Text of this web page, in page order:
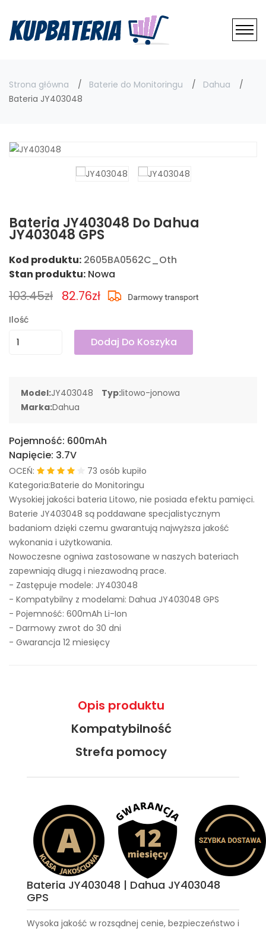
Strona główna Baterie do Monitoringu
Dahua
Bateria JY403048
Bateria JY403048 Do Dahua
JY403048 GPS
Kod produktu: 2605BA0562C_Oth
Stan produktu: Nowa
103.45zł 82.76zł
Ilość
Dodaj Do Koszyka
Model:JY403048 Typ:litowo-jonowa
Marka:Dahua
Pojemność: 600mAh
Napięcie: 3.7V
OCEŃ:
73 osób kupiło
Kategoria:Baterie do Monitoringu
Wysokiej jakości bateria Litowo, nie posiada efektu pamięci.
Baterie JY403048 są poddawane specjalistycznym
badaniom dzięki czemu gwarantują najwyższa jakość
wykonania i użytkowania.
Nowoczesne ogniwa zastosowane w naszych bateriach
zapewniają długą i niezawodną prace.
- Zastępuje modele: JY403048
- Kompatybilny z modelami: Dahua JY403048 GPS
- Pojemność: 600mAh Li-Ion
- Darmowy zwrot do 30 dni
- Gwarancja 12 miesięcy
Opis produktu
Kompatybilność
Strefa pomocy
Bateria JY403048 | Dahua JY403048
GPS
Wysoka jakość w rozsądnej cenie, bezpieczeństwo i